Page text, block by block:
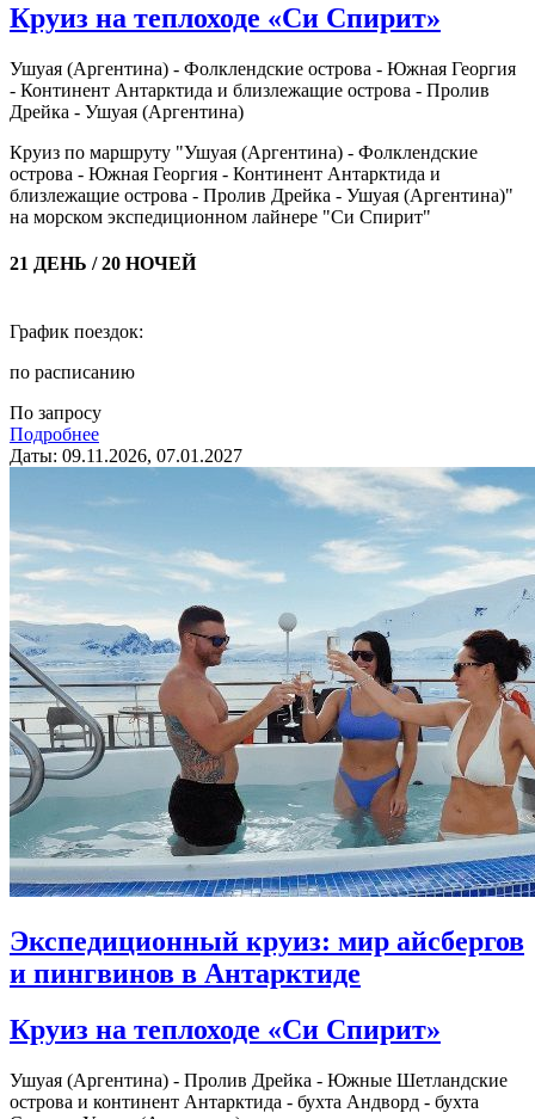
Круиз на теплоходе «Си Спирит»
Ушуая (Аргентина) - Фолклендские острова - Южная Георгия
- Континент Антарктида и близлежащие острова - Пролив
Дрейка - Ушуая (Аргентина)
Круиз по маршруту "Ушуая (Аргентина) - Фолклендские
острова - Южная Георгия - Континент Антарктида и
близлежащие острова - Пролив Дрейка - Ушуая (Аргентина)"
на морском экспедиционном лайнере "Си Спирит"
21 ДЕНЬ / 20 НОЧЕЙ
График поездок:
по расписанию
По запросу
Подробнее
Даты: 09.11.2026, 07.01.2027
Экспедиционный круиз: мир айсбергов
и пингвинов в Антарктиде
Круиз на теплоходе «Си Спирит»
Ушуая (Аргентина) - Пролив Дрейка - Южные Шетландские
острова и континент Антарктида - бухта Андворд - бухта